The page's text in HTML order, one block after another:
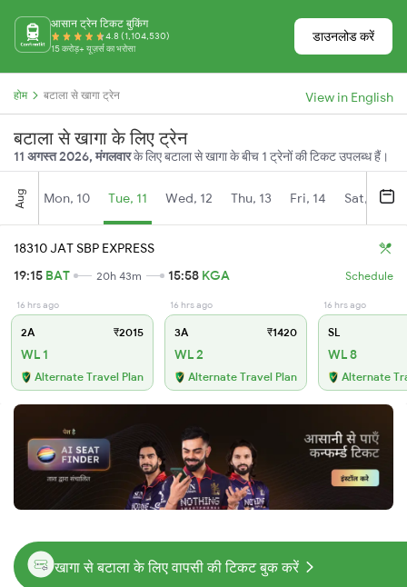
आसान ट्रेन टिकट बुकिंग
4.8 (1,104,530)
15 करोड़+ यूज़र्स का भरोसा
डाउनलोड करें
होम बटाला से खागा ट्रेन View in English
बटाला से खागा के लिए ट्रेन
11 अगस्त 2026, मंगलवारके लिए बटाला से खागा के बीच 1 ट्रेनों की टिकट उपलब्ध हैं।
Aug Mon, 10 Tue, 11 Wed, 12 Thu, 13 Fri, 14 Sat, 15
18310 JAT SBP EXPRESS
19:15 BAT 20h 43m 15:58 KGA Schedule
16 hrs ago
2A ₹2015
WL 1
Alternate Travel Plan
16 hrs ago
3A ₹1420
WL 2
Alternate Travel Plan
16 hrs ago
SL
WL 8
Alternate
खागा से बटाला के लिए वापसी की टिकट बुक करें